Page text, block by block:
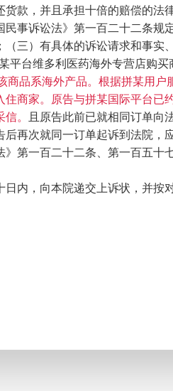
款，并且承担十倍的赔偿的法
事诉讼法》第一百二十二条
三）有具体的诉讼请求和事
平台维多利医药海外专营店购
商品系海外产品。根据拼某用户
商家。原告与拼某国际平台
。
且原告此前已就相同订单向
再次就同一订单起诉到法院，
第一百二十二条、第一百五十
内，向本院递交上诉状，并按